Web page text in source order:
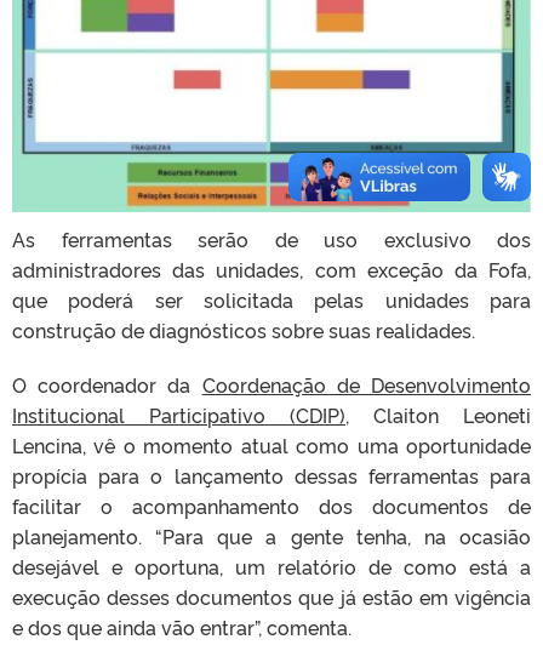
As ferramentas serão de uso exclusivo dos
administradores das unidades, com exceção da Fofa,
que poderá ser solicitada pelas unidades para
construção de diagnósticos sobre suas realidades.
O coordenador da Coordenação de Desenvolvimento
Institucional Participativo (CDIP), Claiton Leoneti
Lencina, vê o momento atual como uma oportunidade
propícia para o lançamento dessas ferramentas para
facilitar o acompanhamento dos documentos de
planejamento. “Para que a gente tenha, na ocasião
desejável e oportuna, um relatório de como está a
execução desses documentos que já estão em vigência
e dos que ainda vão entrar”, comenta.